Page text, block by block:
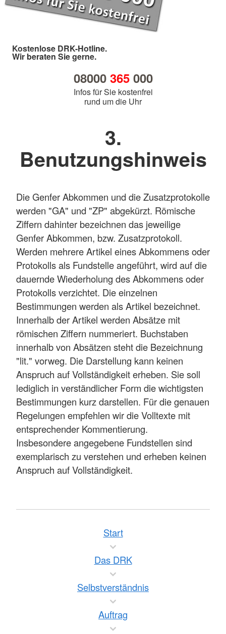
Kostenlose DRK-Hotline.
Wir beraten Sie gerne.
08000 365000
Infos für Sie kostenfrei
rund um die Uhr
3.
Benutzungshinweis
Die Genfer Abkommen und die Zusatzprotokolle
werden "GA" und "ZP" abgekürzt. Römische
Ziffern dahinter bezeichnen das jeweilige
Genfer Abkommen, bzw. Zusatzprotokoll.
Werden mehrere Artikel eines Abkommens oder
Protokolls als Fundstelle angeführt, wird auf die
dauernde Wiederholung des Abkommens oder
Protokolls verzichtet. Die einzelnen
Bestimmungen werden als Artikel bezeichnet.
Innerhalb der Artikel werden Absätze mit
römischen Ziffern nummeriert. Buchstaben
innerhalb von Absätzen steht die Bezeichnung
"lit." vorweg. Die Darstellung kann keinen
Anspruch auf Vollständigkeit erheben. Sie soll
lediglich in verständlicher Form die wichtigsten
Bestimmungen kurz darstellen. Für die genauen
Regelungen empfehlen wir die Volltexte mit
entsprechender Kommentierung.
Insbesondere angegebene Fundstellen sind
exemplarisch zu verstehen und erheben keinen
Anspruch auf Vollständigkeit.
Start
Das DRK
Selbstverständnis
Auftrag